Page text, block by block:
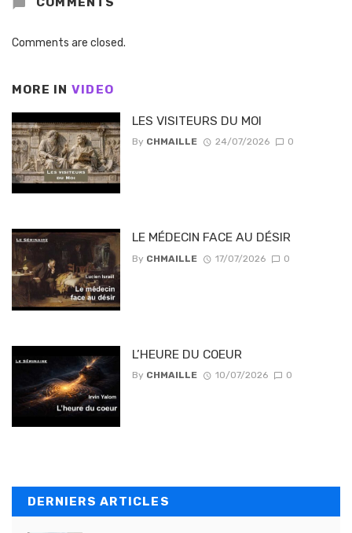
Comments are closed.
MORE IN VIDEO
LES VISITEURS DU MOI
By CHMAILLE 24/07/2026 0
LE MÉDECIN FACE AU DÉSIR
By CHMAILLE 17/07/2026 0
L’HEURE DU COEUR
By CHMAILLE 10/07/2026 0
DERNIERS ARTICLES